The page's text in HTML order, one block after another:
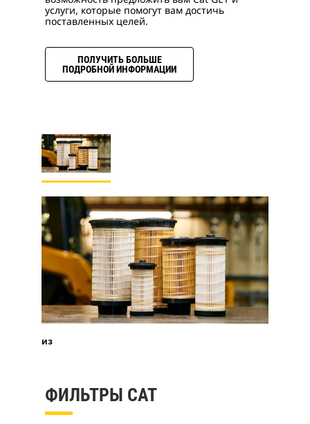
услуги, которые помогут вам достичь
поставленных целей.
ПОЛУЧИТЬ БОЛЬШЕ
ПОДРОБНОЙ ИНФОРМАЦИИ
из
ФИЛЬТРЫ CAT